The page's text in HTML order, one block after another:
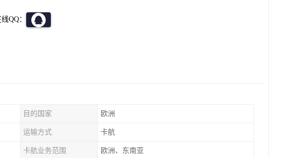
QQ：
目的国家 欧洲
运输方式 卡航
卡航业务范围 欧洲、东南亚